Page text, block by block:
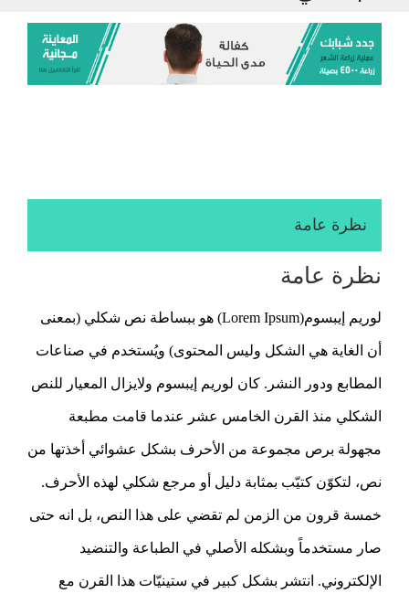
نظرة عامة
نظرة عامة
لوريم إيبسوم(Lorem Ipsum) هو ببساطة نص شكلي (بمعنى
أن الغاية هي الشكل وليس المحتوى) ويُستخدم في صناعات
المطابع ودور النشر. كان لوريم إيبسوم ولايزال المعيار للنص
الشكلي منذ القرن الخامس عشر عندما قامت مطبعة
مجهولة برص مجموعة من الأحرف بشكل عشوائي أخذتها من
نص، لتكوّن كتيّب بمثابة دليل أو مرجع شكلي لهذه الأحرف.
خمسة قرون من الزمن لم تقضي على هذا النص، بل انه حتى
صار مستخدماً وبشكله الأصلي في الطباعة والتنضيد
الإلكتروني. انتشر بشكل كبير في ستينيّات هذا القرن مع